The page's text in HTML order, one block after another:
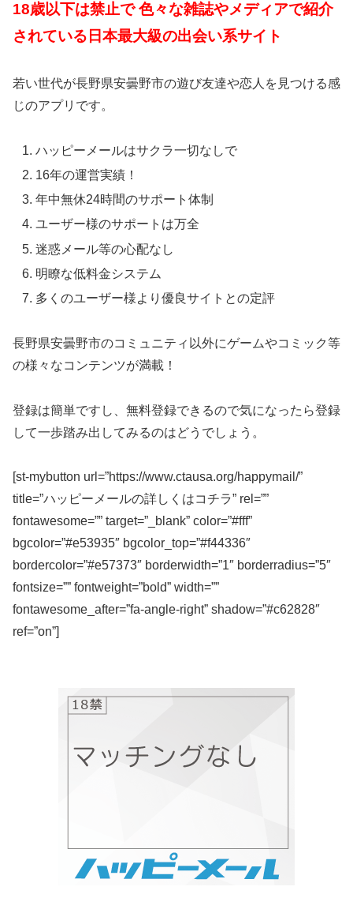
18歳以下は禁止で 色々な雑誌やメディアで紹介
されている日本最大級の出会い系サイト
若い世代が長野県安曇野市の遊び友達や恋人を見つける感
じのアプリです。
ハッピーメールはサクラ一切なしで
16年の運営実績！
年中無休24時間のサポート体制
ユーザー様のサポートは万全
迷惑メール等の心配なし
明瞭な低料金システム
多くのユーザー様より優良サイトとの定評
長野県安曇野市のコミュニティ以外にゲームやコミック等
の様々なコンテンツが満載！
登録は簡単ですし、無料登録できるので気になったら登録
して一歩踏み出してみるのはどうでしょう。
[st-mybutton url=”https://www.ctausa.org/happymail/”
title=”ハッピーメールの詳しくはコチラ” rel=””
fontawesome=”” target=”_blank” color=”#fff”
bgcolor=”#e53935″ bgcolor_top=”#f44336″
bordercolor=”#e57373″ borderwidth=”1″ borderradius=”5″
fontsize=”” fontweight=”bold” width=””
fontawesome_after=”fa-angle-right” shadow=”#c62828″
ref=”on”]